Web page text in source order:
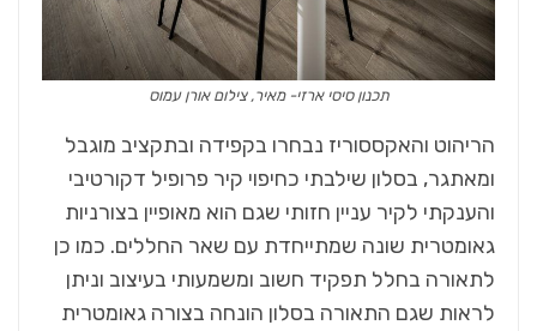
תכנון סיסי ארזי- מאיר, צילום אורן עמוס
הריהוט והאקססוריז נבחרו בקפידה ובתקציב מוגבל
ומאתגר, בסלון שילבתי כחיפוי קיר פרופיל דקורטיבי
והענקתי לקיר עניין חזותי שגם הוא מאופיין בצורניות
גאומטרית שונה שמתייחדת עם שאר החללים. כמו כן
לתאורה בחלל תפקיד חשוב ומשמעותי בעיצוב וניתן
לראות שגם התאורה בסלון הונחה בצורה גאומטרית